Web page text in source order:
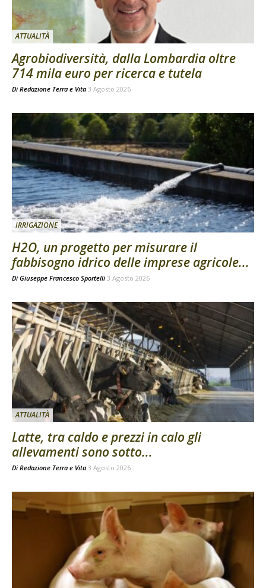
ATTUALITÀ
Agrobiodiversità, dalla Lombardia oltre
714 mila euro per ricerca e tutela
Di Redazione Terra e Vita 3 Agosto 2026
IRRIGAZIONE
H2O, un progetto per misurare il
fabbisogno idrico delle imprese agricole...
Di Giuseppe Francesco Sportelli 3 Agosto 2026
ATTUALITÀ
Latte, tra caldo e prezzi in calo gli
allevamenti sono sotto...
Di Redazione Terra e Vita 3 Agosto 2026